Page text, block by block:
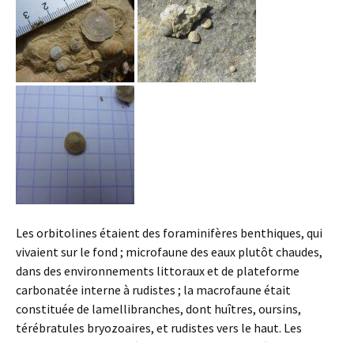
Les orbitolines étaient des foraminifères benthiques, qui
vivaient sur le fond ; microfaune des eaux plutôt chaudes,
dans des environnements littoraux et de plateforme
carbonatée interne à rudistes ; la macrofaune était
constituée de lamellibranches, dont huîtres, oursins,
térébratules bryozoaires, et rudistes vers le haut. Les